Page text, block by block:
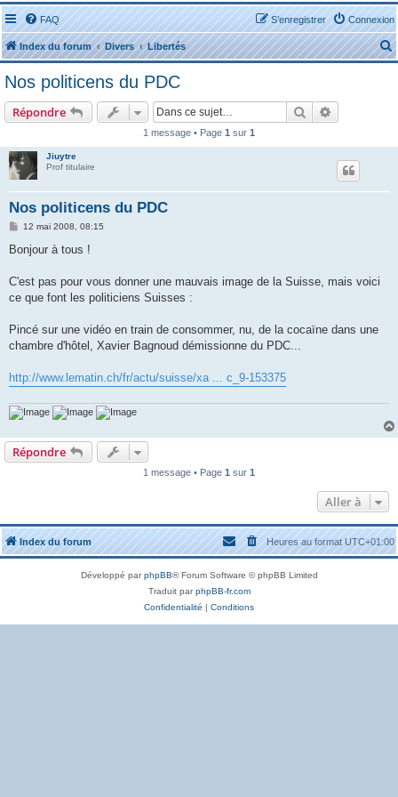
FAQ Connexion
S’enregistrer
Index du forum Divers Libertés
e
Nos politicens du PDC
Répondre Rechercher
1 message • Page 1 sur 1
Jiuytre
Prof titulaire
Nos politicens du PDC
M
s
g
12 mai 2008, 08:15
Bonjour à tous !
C'est pas pour vous donner une mauvais image de la Suisse, mais voici
ce que font les politiciens Suisses :
Pincé sur une vidéo en train de consommer, nu, de la cocaïne dans une
chambre d'hôtel, Xavier Bagnoud démissionne du PDC...
http://www.lematin.ch/fr/actu/suisse/xa ... c_9-153375
Répondre
1 message • Page 1 sur 1
Aller à
Index du forum Heures au formatUTC+01:00
Développé parphpBB® Forum Software © phpBB Limited
Traduit parphpBB-fr.com
Confidentialité | Conditions